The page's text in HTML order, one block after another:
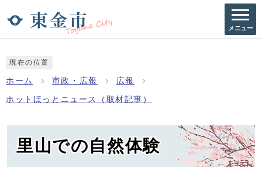
メニュー
現在の位置
ホーム 市政・広報 広報
ホットほっとニュース（取材記事）
里山での自然体験